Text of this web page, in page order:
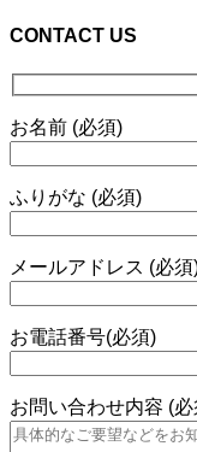
CONTACT US
お名前 (必須)
ふりがな (必須)
メールアドレス (必須
お電話番号(必須)
お問い合わせ内容 (必